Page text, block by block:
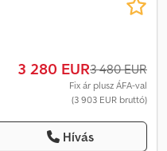
3 280 EUR3 480 EUR
Fix ár plusz ÁFA-val
(3 903 EUR bruttó)
Hívás